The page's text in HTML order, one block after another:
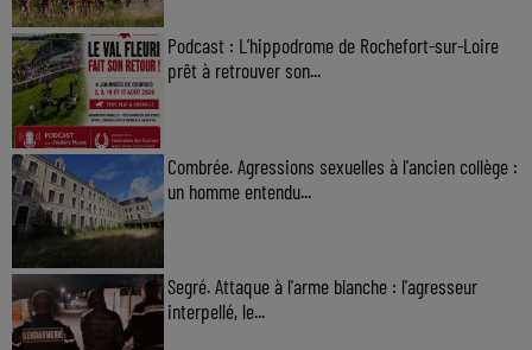
Podcast : L’hippodrome de Rochefort-sur-Loire
prêt à retrouver son...
Combrée. Agressions sexuelles à l'ancien collège :
un homme entendu...
Segré. Attaque à l'arme blanche : l'agresseur
interpellé, le...